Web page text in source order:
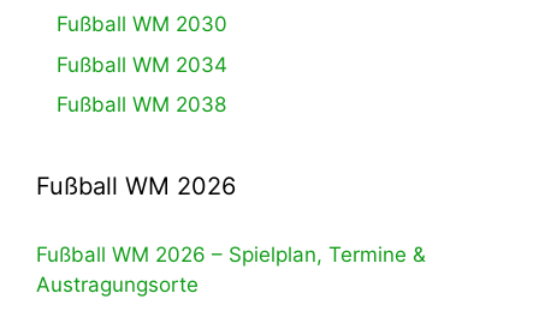
Fußball WM 2030
Fußball WM 2034
Fußball WM 2038
Fußball WM 2026
Fußball WM 2026 – Spielplan, Termine &
Austragungsorte